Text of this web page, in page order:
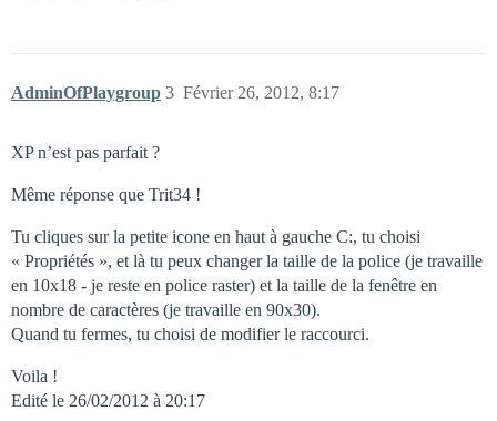
AdminOfPlaygroup Février 26, 2012, 8:17
3
XP n’est pas parfait ?
Même réponse que Trit34 !
Tu cliques sur la petite icone en haut à gauche C:, tu choisi
« Propriétés », et là tu peux changer la taille de la police (je travaille
en 10x18 - je reste en police raster) et la taille de la fenêtre en
nombre de caractères (je travaille en 90x30).
Quand tu fermes, tu choisi de modifier le raccourci.
Voila !
Edité le 26/02/2012 à 20:17